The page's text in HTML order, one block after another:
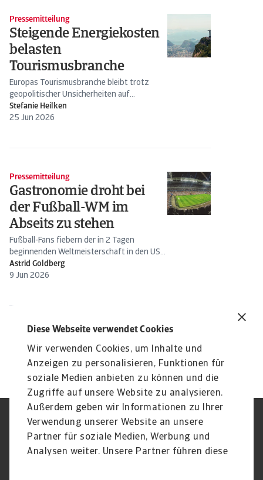
Diese Webseite verwendet Cookies
Wir verwenden Cookies, um Inhalte und
Anzeigen zu personalisieren, Funktionen für
soziale Medien anbieten zu können und die
Zugriffe auf unsere Website zu analysieren.
Außerdem geben wir Informationen zu Ihrer
Verwendung unserer Website an unsere
Partner für soziale Medien, Werbung und
Analysen weiter. Unsere Partner führen diese
Pressemitteilung
Steigende Energiekosten
belasten
Tourismusbranche
Europas Tourismusbranche bleibt trotz
geopolitischer Unsicherheiten auf
Wachstumskurs. Gleichzeitig verschlechtern
sich die wirtschaftlichen...
Stefanie Heilken
25 Jun 2026
Pressemitteilung
Gastronomie droht bei
der Fußball-WM im
Abseits zu stehen
Fußball-Fans fiebern der in 2 Tagen
beginnenden Weltmeisterschaft in den USA,
Mexiko und Kanada entgegen....
Astrid Goldberg
9 Jun 2026
Weitere laden
Einsehen 138
Impressum
Legal Notice
Datenschutz
Speak Up channels
DSGVO
Cookie Informationen